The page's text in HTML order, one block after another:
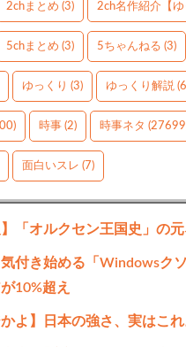
2chまとめ (3) 2ch名作紹介【ゆ
5chまとめ (3) 5ちゃんねる (3)
ゆっくり (3) ゆっくり解説
時事 (2) 時事ネタ
面白いスレ (7)
】「オルクセン王国史」の
付き始める「Windowsク
10%超え
かよ】日本の強さ、実はこ